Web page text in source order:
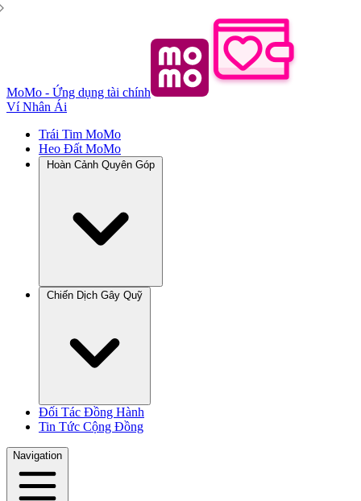
MoMo - Ứng dụng tài chính
Ví Nhân Ái
Trái Tim MoMo
Heo Đất MoMo
Hoàn Cảnh Quyên Góp
Chiến Dịch Gây Quỹ
Đối Tác Đồng Hành
Tin Tức Cộng Đồng
Navigation